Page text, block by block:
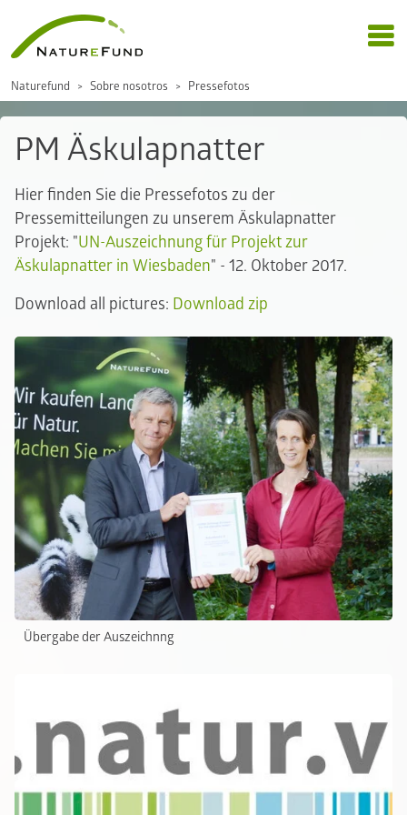
Naturefund Sobre nosotros Pressefotos
PM Äskulapnatter
Hier finden Sie die Pressefotos zu der
Pressemitteilungen zu unserem Äskulapnatter
Projekt: "UN-Auszeichnung für Projekt zur
Äskulapnatter in Wiesbaden" - 12. Oktober 2017.
Download all pictures: Download zip
Übergabe der Auszeichnng